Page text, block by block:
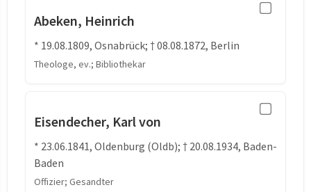
Abeken, Heinrich
* 19.08.1809, Osnabrück; † 08.08.1872, Berlin
Theologe, ev.; Bibliothekar
Eisendecher, Karl von
* 23.06.1841, Oldenburg (Oldb); † 20.08.1934, Baden-
Baden
Offizier; Gesandter